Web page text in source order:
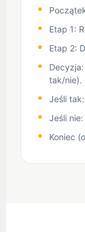
Etap 1:
Etap 2:
tak/nie).
Jeśli
Jeśli
Koniec